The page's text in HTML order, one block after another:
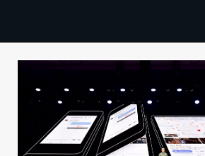
TECHBBS
HINTA.FI
KAUPPA